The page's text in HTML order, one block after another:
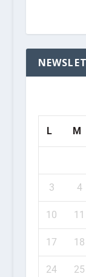
L M
3 4
10 11
17 18
24 25